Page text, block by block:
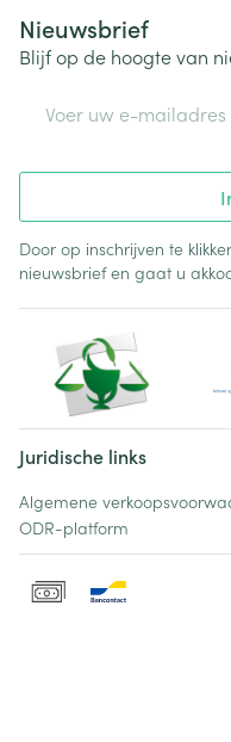
Nieuwsbrief
Blijf op de hoogte van
Door op inschrijven te
nieuwsbrief en gaat u
Juridische links
Algemene
ODR-platform